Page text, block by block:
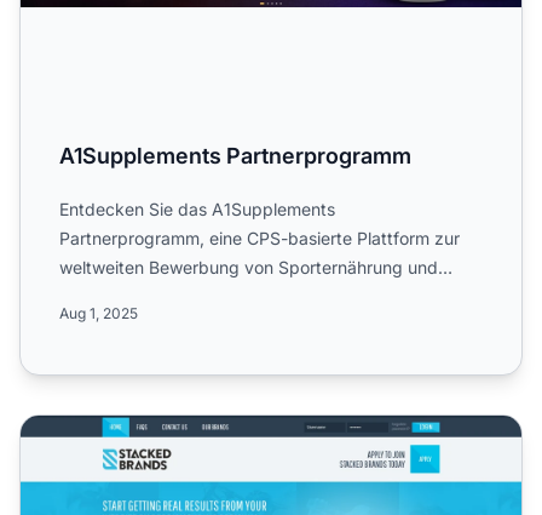
A1Supplements Partnerprogramm
Entdecken Sie das A1Supplements
Partnerprogramm, eine CPS-basierte Plattform zur
weltweiten Bewerbung von Sporternährung und
Aug 1, 2025
Stacked Brands Partnerprogramm